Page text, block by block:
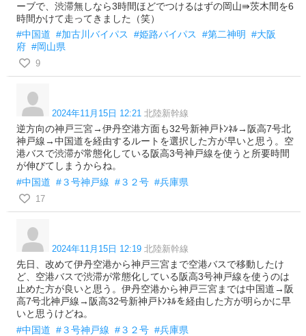
ーブで、渋滞無しなら3時間ほどでつけるはずの岡山⇛茨木間を6
時間かけて走ってきました（笑）
#中国道 #加古川バイパス #姫路バイパス #第二神明
#大阪
府 #岡山県
9
2024年11月15日 12:21 北陸新幹線
逆方向の神戸三宮→伊丹空港方面も32号新神戸ﾄﾝﾈﾙ→阪高7号北
神戸線→中国道を経由するルートを選択した方が早いと思う。空
港バスで渋滞が常態化している阪高3号神戸線を使うと所要時間
が伸びてしまうからね。
#中国道 #３号神戸線 #３２号 #兵庫県
17
2024年11月15日 12:19 北陸新幹線
先日、改めて伊丹空港から神戸三宮まで空港バスで移動したけ
ど、空港バスで渋滞が常態化している阪高3号神戸線を使うのは
止めた方が良いと思う。伊丹空港から神戸三宮までは中国道→阪
高7号北神戸線→阪高32号新神戸ﾄﾝﾈﾙを経由した方が明らかに早
いと思うけどね。
#中国道 #３号神戸線 #３２号 #兵庫県